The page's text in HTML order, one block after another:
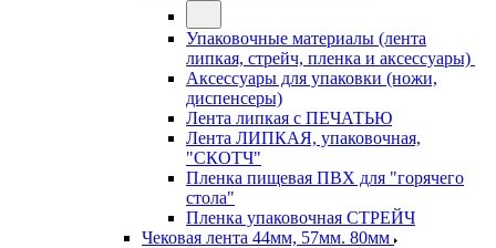
Упаковочные материалы (лента
липкая, стрейч, пленка и аксессуары)
Аксессуары для упаковки (ножи,
диспенсеры)
Лента липкая с ПЕЧАТЬЮ
Лента ЛИПКАЯ, упаковочная,
"СКОТЧ"
Пленка пищевая ПВХ для "горячего
стола"
Пленка упаковочная СТРЕЙЧ
Чековая лента 44мм, 57мм. 80мм